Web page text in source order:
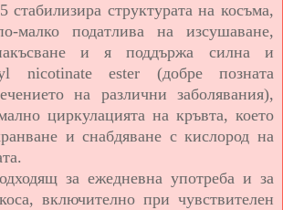
стабилизира структурата на косъма,
малко податлива на изсушаване,
и я поддържа силна и
nicotinate ester (добре позната
на различни заболявания),
циркулацията на кръвта, което
и снабдяване с кислород на
за ежедневна употреба и за
включително при чувствителен